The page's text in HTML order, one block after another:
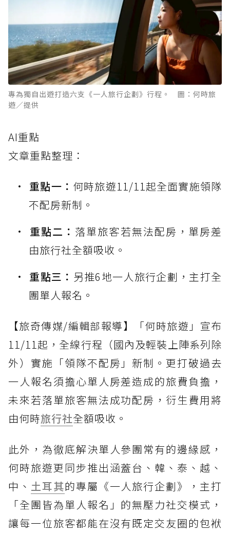
專為獨自出遊打造六支《一人旅行企劃》行程。 圖：何時旅
遊／提供
AI重點
文章重點整理：
重點一： 何時旅遊11/11起全面實施領隊
不配房新制。
重點二： 落單旅客若無法配房，單房差
由旅行社全額吸收。
重點三： 另推6地一人旅行企劃，主打全
團單人報名。
【旅奇傳媒/編輯部報導】「何時旅遊」宣布
11/11起，全線行程（國內及輕裝上陣系列除
外）實施「領隊不配房」新制。更打破過去
一人報名須擔心單人房差造成的旅費負擔，
未來若落單旅客無法成功配房，衍生費用將
由何時旅行社全額吸收。
此外，為徹底解決單人參團常有的邊緣感，
何時旅遊更同步推出涵蓋台、韓、泰、越、
中、 土耳其的專屬《一人旅行企劃》，主打
「全團皆為單人報名」的無壓力社交模式，
讓每一位旅客都能在沒有既定交友圈的包袱